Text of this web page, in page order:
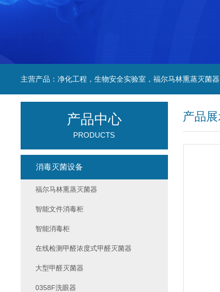
产品
产品中心
PRODUCTS
消毒灭菌设备
福尔马林熏蒸灭菌器
智能文件消毒柜
智能消毒柜
在线检测甲醛浓度式甲醛灭菌器
大型甲醛灭菌器
0358F洗眼器